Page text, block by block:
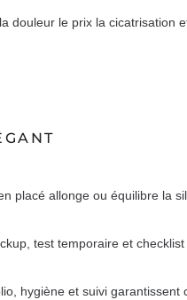
douleur le prix la cicatrisation
placé allonge ou équilibre la
test temporaire et
hygiène et suivi garantissent